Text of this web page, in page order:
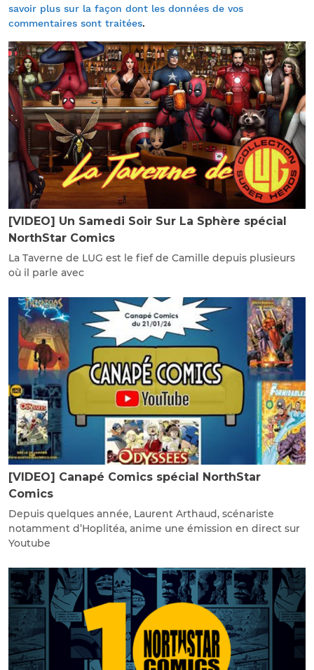
savoir plus sur la façon dont les données de vos
commentaires sont traitées.
[VIDEO] Un Samedi Soir Sur La Sphère spécial
NorthStar Comics
La Taverne de LUG est le fief de Camille depuis plusieurs
où il parle avec
[VIDEO] Canapé Comics spécial NorthStar
Comics
Depuis quelques année, Laurent Arthaud, scénariste
notamment d’Hoplitéa, anime une émission en direct sur
Youtube